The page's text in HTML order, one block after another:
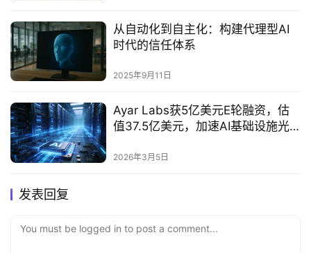
从自动化到自主化：构建代理型AI
时代的信任体系‌
2025年9月11日
Ayar Labs获5亿美元E轮融资，估
值37.5亿美元，加速AI基础设施光
2026年3月5日
发表回复
You must be logged in to post a comment...